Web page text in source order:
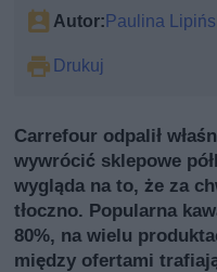
Autor:Paulina
Drukuj
Carrefour odpalił
wywrócić sklepowe
wygląda na to, że za
tłoczno. Popularna
80%, na wielu
między ofertami